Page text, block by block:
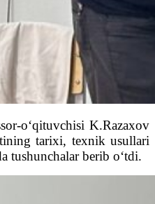
o‘qituvchisi K.Razaxov
tarixi, texnik usullari
tushunchalar berib o‘tdi.